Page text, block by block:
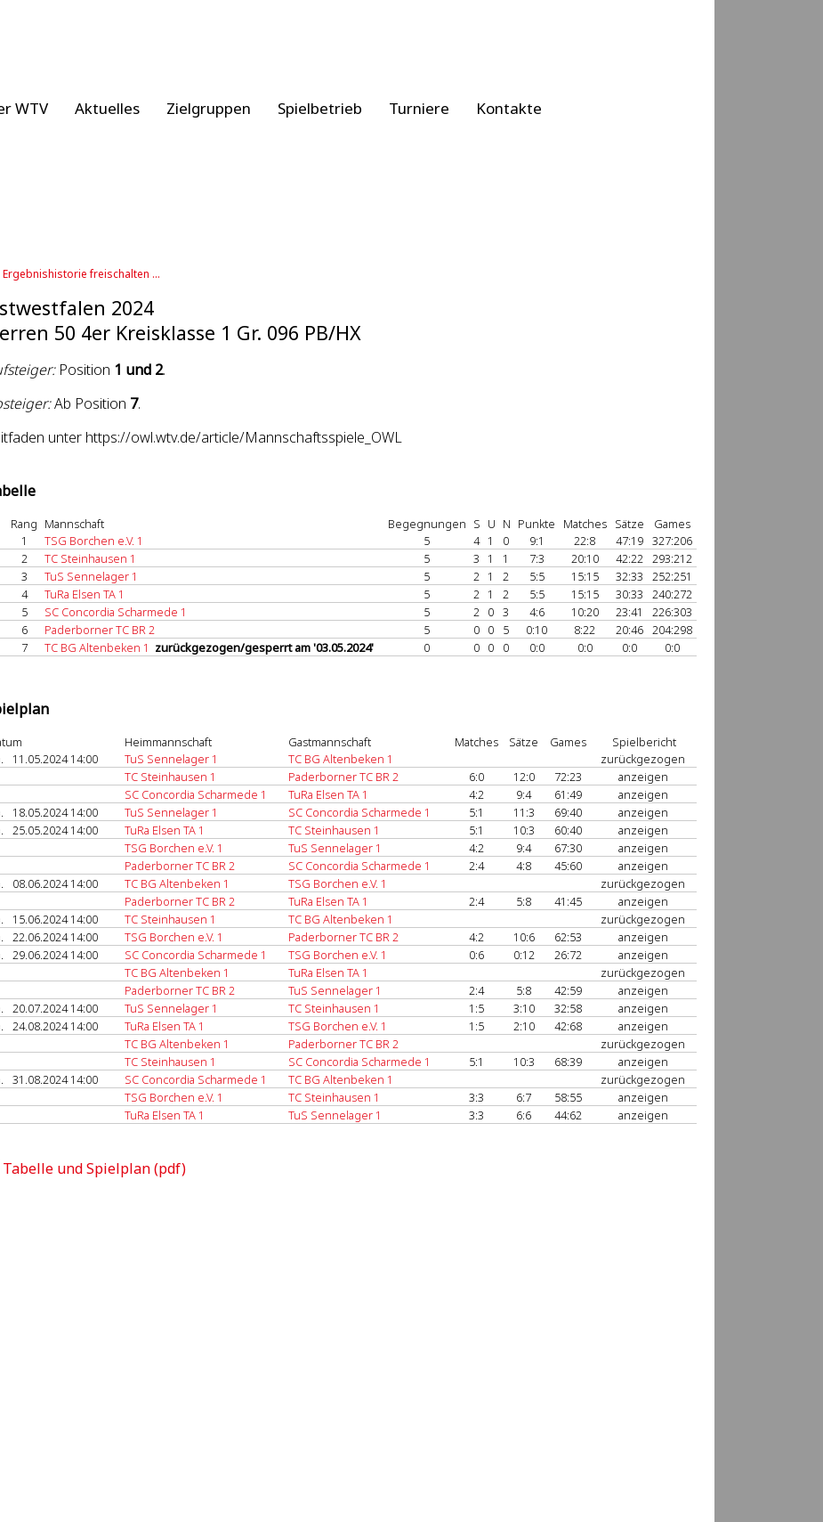
WTV Aktuelles Zielgruppen Spielbetrieb Turniere Kontakte
Ergebnishistorie freischalten ...
2024
50 4er Kreisklasse 1 Gr. 096 PB/HX
Position 1 und 2.
Ab Position 7.
unter https://owl.wtv.de/article/Mannschaftsspiele_OWL
Rang Mannschaft Begegnungen S U N Punkte Matches Sätze
Games
1
TSG Borchen e.V. 1 5 4 1 0 9:1 22:8 47:19 327:206
2
TC Steinhausen 1 5 3 1 1 7:3 20:10 42:22 293:212
3
TuS Sennelager 1 5 2 1 2 5:5 15:15 32:33
252:251
4
TuRa Elsen TA 1 5 2 1 2 5:5 15:15 30:33
240:272
5
SC Concordia Scharmede 1 5 2 0 3 4:6 10:20 23:41
226:303
6
Paderborner TC BR 2 5 0 0 5 0:10 8:22 20:46 204:298
7
TC BG Altenbeken 1 zurückgezogen/gesperrt am '03.05.2024' 0 0 0 0 0:0 0:0 0:0 0:0
Heimmannschaft Gastmannschaft Matches Sätze Games
Spielbericht
11.05.2024 14:00 TuS Sennelager 1 TC BG Altenbeken 1
zurückgezogen
TC Steinhausen 1
Paderborner TC BR 2 6:0 12:0 72:23
anzeigen
SC Concordia Scharmede 1
TuRa Elsen TA 1 4:2 9:4 61:49
anzeigen
18.05.2024 14:00 TuS Sennelager 1 SC Concordia Scharmede 1 5:1 11:3 69:40
anzeigen
25.05.2024 14:00 TuRa Elsen TA 1 TC Steinhausen 1 5:1 10:3 60:40
anzeigen
TSG Borchen e.V. 1
TuS Sennelager 1 4:2 9:4 67:30
anzeigen
Paderborner TC BR 2
SC Concordia Scharmede 1 2:4 4:8 45:60
anzeigen
08.06.2024 14:00 TC BG Altenbeken 1 TSG Borchen e.V. 1
zurückgezogen
Paderborner TC BR 2
TuRa Elsen TA 1 2:4 5:8 41:45
anzeigen
15.06.2024 14:00 TC Steinhausen 1 TC BG Altenbeken 1
zurückgezogen
22.06.2024 14:00 TSG Borchen e.V. 1 Paderborner TC BR 2 4:2 10:6 62:53
anzeigen
29.06.2024 14:00 SC Concordia Scharmede 1 TSG Borchen e.V. 1 0:6 0:12 26:72
anzeigen
TC BG Altenbeken 1
TuRa Elsen TA 1
zurückgezogen
Paderborner TC BR 2
TuS Sennelager 1 2:4 5:8 42:59
anzeigen
20.07.2024 14:00 TuS Sennelager 1 TC Steinhausen 1 1:5 3:10 32:58
anzeigen
24.08.2024 14:00 TuRa Elsen TA 1 TSG Borchen e.V. 1 1:5 2:10 42:68
anzeigen
TC BG Altenbeken 1
Paderborner TC BR 2
zurückgezogen
TC Steinhausen 1
SC Concordia Scharmede 1 5:1 10:3 68:39
anzeigen
31.08.2024 14:00 SC Concordia Scharmede 1 TC BG Altenbeken 1
zurückgezogen
TSG Borchen e.V. 1
TC Steinhausen 1 3:3 6:7 58:55
anzeigen
TuRa Elsen TA 1
TuS Sennelager 1 3:3 6:6 44:62 anzeigen
Tabelle und Spielplan (pdf)